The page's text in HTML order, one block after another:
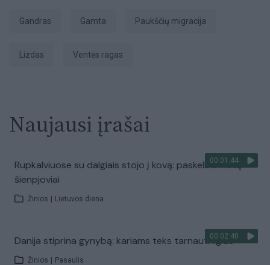
gandras Gamta Paukščių migracija
lizdas Ventės ragas
Naujausi įrašai
00:01:44
Rupkalviuose su dalgiais stojo į kovą: paskelbti Metų
šienpjoviai
Žinios Lietuvos diena
00:02:40
Danija stiprina gynybą: kariams teks tarnauti ilgiau
Žinios Pasaulis